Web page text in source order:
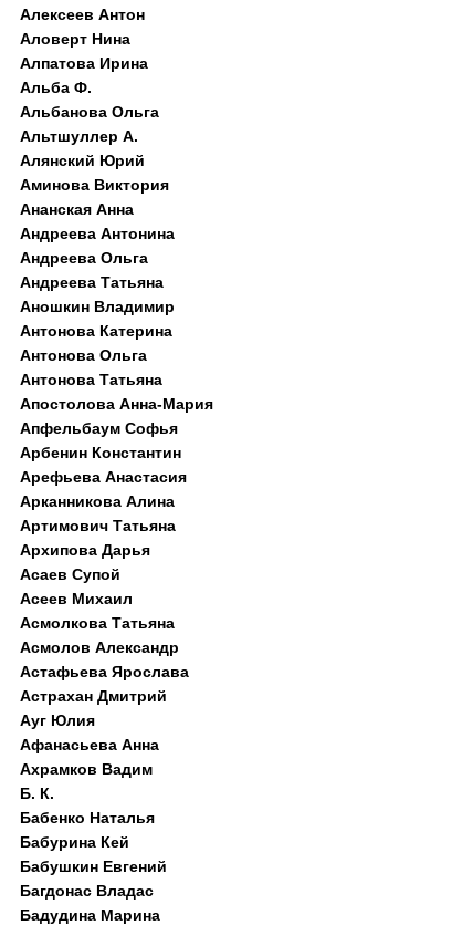
Алексеев Антон
Аловерт Нина
Алпатова Ирина
Альба Ф.
Альбанова Ольга
Альтшуллер А.
Алянский Юрий
Аминова Виктория
Ананская Анна
Андреева Антонина
Андреева Ольга
Андреева Татьяна
Аношкин Владимир
Антонова Катерина
Антонова Ольга
Антонова Татьяна
Апостолова Анна-Мария
Апфельбаум Софья
Арбенин Константин
Арефьева Анастасия
Арканникова Алина
Артимович Татьяна
Архипова Дарья
Асаев Супой
Асеев Михаил
Асмолкова Татьяна
Асмолов Александр
Астафьева Ярослава
Астрахан Дмитрий
Ауг Юлия
Афанасьева Анна
Ахрамков Вадим
Б. К.
Бабенко Наталья
Бабурина Кей
Бабушкин Евгений
Багдонас Владас
Бадудина Марина